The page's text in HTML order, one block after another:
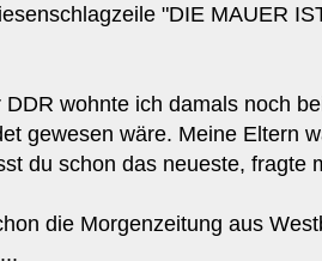
"DIE MAUER
wohnte ich damals noch
gewesen wäre. Meine Eltern
du schon das neueste, fragte
die Morgenzeitung aus